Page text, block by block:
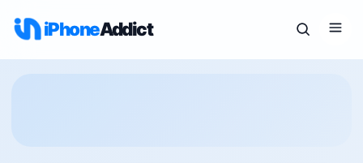
iPhoneAddict